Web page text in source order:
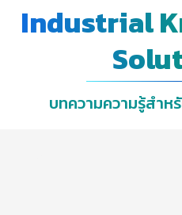
Industrial
บทความความรู้สำห